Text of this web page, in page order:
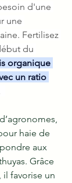
d'une
une
Fertilisez
du
organique
un ratio
haie de
aux
Grâce
favorise un